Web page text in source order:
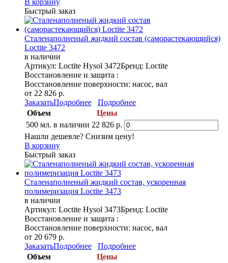
Быстрый заказ
Сталенаполненый жидкий состав (саморастекающийся)
Loctite 3472
в наличии
Артикул: Loctite Hysol 3472Бренд: Loctite
Восстановление и защита :
Восстановление поверхности: насос, вал
от 22 826 р.
ЗаказатьПодробнее
Подробнее
Объем
Цены
500 мл. в наличии 22 826 р.
Нашли дешевле? Снизим цену!
В корзину
Быстрый заказ
Сталенаполненый жидкий состав, ускоренная
полимеризация Loctite 3473
в наличии
Артикул: Loctite Hysol 3473Бренд: Loctite
Восстановление и защита :
Восстановление поверхности: насос, вал
от 20 679 р.
ЗаказатьПодробнее
Подробнее
Объем
Цены